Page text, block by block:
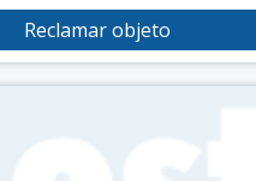
Reclamar objeto